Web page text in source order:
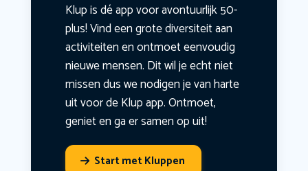
Klup is dé app voor avontuurlijk 50-
plus! Vind een grote diversiteit aan
activiteiten en ontmoet eenvoudig
nieuwe mensen. Dit wil je echt niet
missen dus we nodigen je van harte
uit voor de Klup app. Ontmoet,
geniet en ga er samen op uit!
Start met Kluppen